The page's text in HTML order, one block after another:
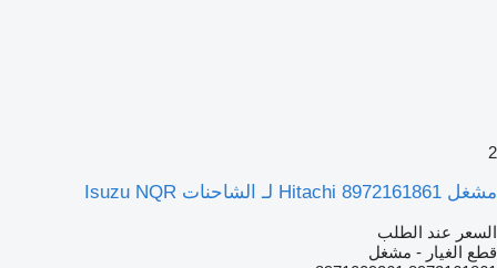
2
مشغل Hitachi 8972161861 لـ الشاحنات Isuzu NQR
السعر عند الطلب
قطع الغيار - مشغل